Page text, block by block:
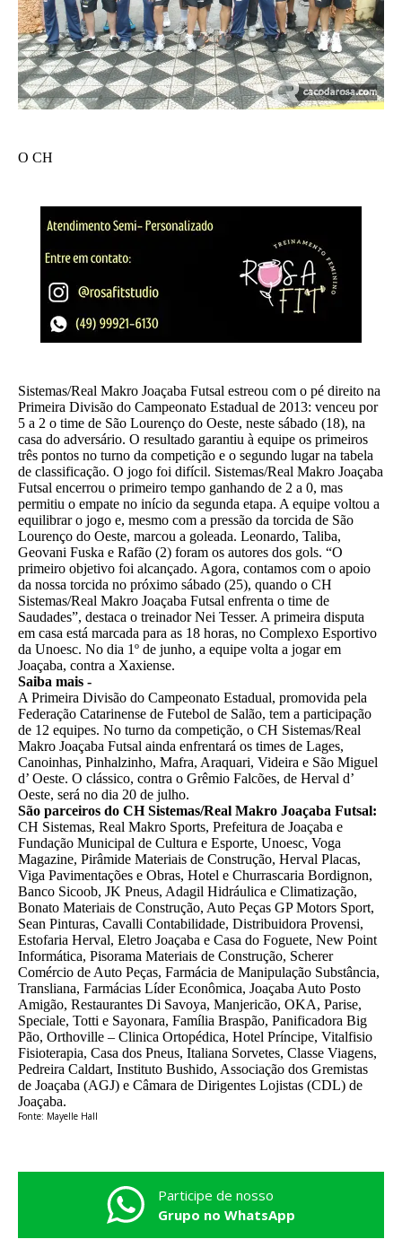
O CH
Sistemas/Real Makro Joaçaba Futsal estreou com o pé direito na
Primeira Divisão do Campeonato Estadual de 2013: venceu por
5 a 2 o time de São Lourenço do Oeste, neste sábado (18), na
casa do adversário. O resultado garantiu à equipe os primeiros
três pontos no turno da competição e o segundo lugar na tabela
de classificação. O jogo foi difícil. Sistemas/Real Makro Joaçaba
Futsal encerrou o primeiro tempo ganhando de 2 a 0, mas
permitiu o empate no início da segunda etapa. A equipe voltou a
equilibrar o jogo e, mesmo com a pressão da torcida de São
Lourenço do Oeste, marcou a goleada. Leonardo, Taliba,
Geovani Fuska e Rafão (2) foram os autores dos gols. “O
primeiro objetivo foi alcançado. Agora, contamos com o apoio
da nossa torcida no próximo sábado (25), quando o CH
Sistemas/Real Makro Joaçaba Futsal enfrenta o time de
Saudades”, destaca o treinador Nei Tesser. A primeira disputa
em casa está marcada para as 18 horas, no Complexo Esportivo
da Unoesc. No dia 1º de junho, a equipe volta a jogar em
Joaçaba, contra a Xaxiense.
Saiba mais -
A Primeira Divisão do Campeonato Estadual, promovida pela
Federação Catarinense de Futebol de Salão, tem a participação
de 12 equipes. No turno da competição, o CH Sistemas/Real
Makro Joaçaba Futsal ainda enfrentará os times de Lages,
Canoinhas, Pinhalzinho, Mafra, Araquari, Videira e São Miguel
d’ Oeste. O clássico, contra o Grêmio Falcões, de Herval d’
Oeste, será no dia 20 de julho.
São parceiros do CH Sistemas/Real Makro Joaçaba Futsal:
CH Sistemas, Real Makro Sports, Prefeitura de Joaçaba e
Fundação Municipal de Cultura e Esporte, Unoesc, Voga
Magazine, Pirâmide Materiais de Construção, Herval Placas,
Viga Pavimentações e Obras, Hotel e Churrascaria Bordignon,
Banco Sicoob, JK Pneus, Adagil Hidráulica e Climatização,
Bonato Materiais de Construção, Auto Peças GP Motors Sport,
Sean Pinturas, Cavalli Contabilidade, Distribuidora Provensi,
Estofaria Herval, Eletro Joaçaba e Casa do Foguete, New Point
Informática, Pisorama Materiais de Construção, Scherer
Comércio de Auto Peças, Farmácia de Manipulação Substância,
Transliana, Farmácias Líder Econômica, Joaçaba Auto Posto
Amigão, Restaurantes Di Savoya, Manjericão, OKA, Parise,
Speciale, Totti e Sayonara, Família Braspão, Panificadora Big
Pão, Orthoville – Clinica Ortopédica, Hotel Príncipe, Vitalfisio
Fisioterapia, Casa dos Pneus, Italiana Sorvetes, Classe Viagens,
Pedreira Caldart, Instituto Bushido, Associação dos Gremistas
de Joaçaba (AGJ) e Câmara de Dirigentes Lojistas (CDL) de
Joaçaba.
Fonte: Mayelle Hall
Participe de nosso
Grupo no WhatsApp